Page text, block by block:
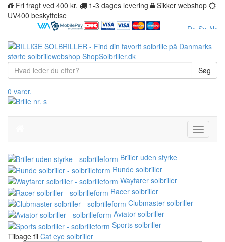
Fri fragt ved 400 kr. 1-3 dages levering
Sikker webshop
UV400 beskyttelse
Søg
0 varer.
Toggle
Briller uden styrke
Runde solbriller
Wayfarer solbriller
Racer solbriller
Clubmaster solbriller
Aviator solbriller
Sports solbriller
Tilbage til Cat eye solbriller